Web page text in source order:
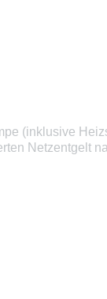
(inklusive
Netzentgelt